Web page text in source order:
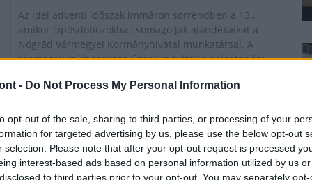
- Do Not Process My Personal Information
opt-out of the sale, sharing to third parties, or processing of your
for targeted advertising by us, please use the below opt-out
selection. Please note that after your opt-out request is processed
interest-based ads based on personal information utilized by us
to third parties prior to your opt-out. You may separately
Az idei adventi időszak immáron sorrendben a 13.,
amikor cipősdobozokba csomagolják ajándékaikat a
Nógrád Vármegyei Kormányhivatal munkatársai. A
csomagok múlt szerdán útnak indultak a salgótarjáni
mindegyik eljusson oda, ahol arra a legnagyobb
Természetbeni támogatás az önkormányzati
tűzoltóságoknak és önkéntes tűzoltó